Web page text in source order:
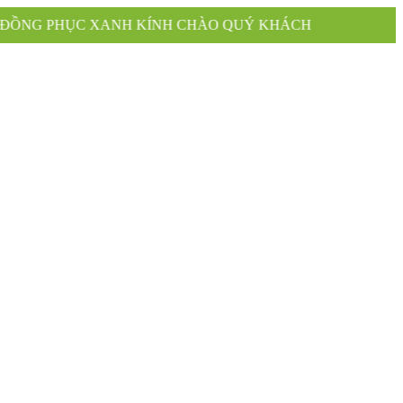
XANH KÍNH CHÀO QUÝ KHÁCH